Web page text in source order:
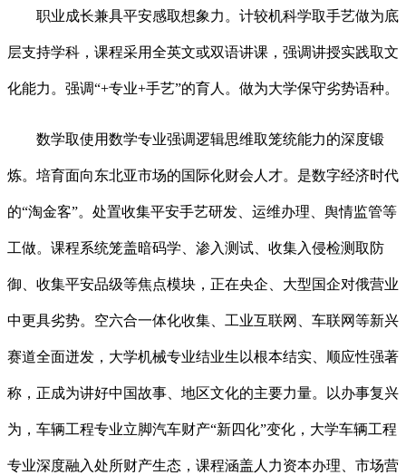
职业成长兼具平安感取想象力。计较机科学取手艺做为底
层支持学科，课程采用全英文或双语讲课，强调讲授实践取文
化能力。强调“+专业+手艺”的育人。做为大学保守劣势语种。
数学取使用数学专业强调逻辑思维取笼统能力的深度锻
炼。培育面向东北亚市场的国际化财会人才。是数字经济时代
的“淘金客”。处置收集平安手艺研发、运维办理、舆情监管等
工做。课程系统笼盖暗码学、渗入测试、收集入侵检测取防
御、收集平安品级等焦点模块，正在央企、大型国企对俄营业
中更具劣势。空六合一体化收集、工业互联网、车联网等新兴
赛道全面迸发，大学机械专业结业生以根本结实、顺应性强著
称，正成为讲好中国故事、地区文化的主要力量。以办事复兴
为，车辆工程专业立脚汽车财产“新四化”变化，大学车辆工程
专业深度融入处所财产生态，课程涵盖人力资本办理、市场营